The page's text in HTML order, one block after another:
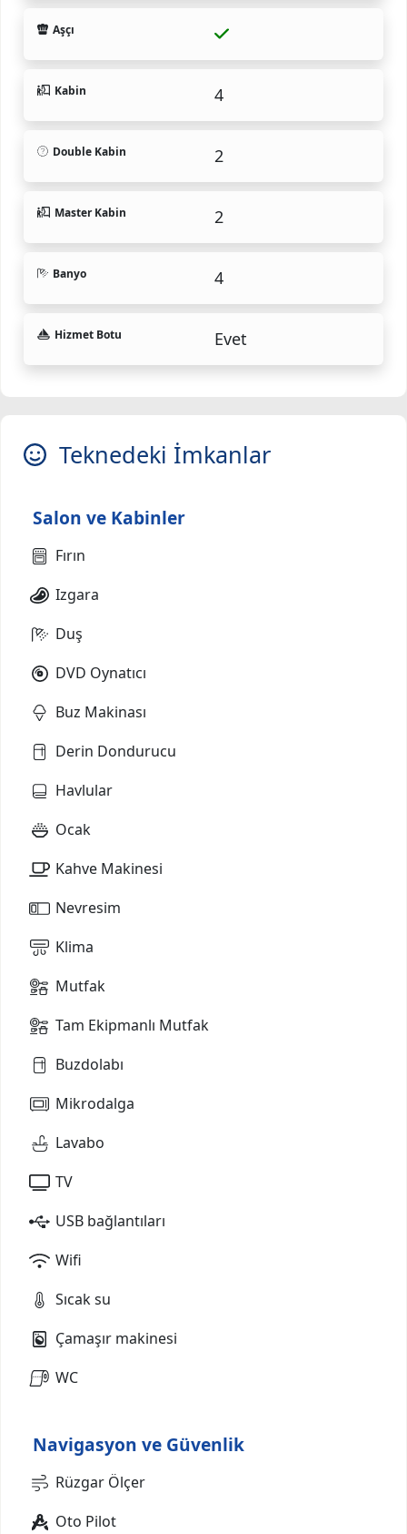
Aşçı
Kabin 4
Double Kabin 2
Master Kabin 2
Banyo 4
Hizmet Botu Evet
Teknedeki İmkanlar
Salon ve Kabinler
Fırın
Izgara
Duş
DVD Oynatıcı
Buz Makinası
Derin Dondurucu
Havlular
Ocak
Kahve Makinesi
Nevresim
Klima
Mutfak
Tam Ekipmanlı Mutfak
Buzdolabı
Mikrodalga
Lavabo
TV
USB bağlantıları
Wifi
Sıcak su
Çamaşır makinesi
WC
Navigasyon ve Güvenlik
Rüzgar Ölçer
Oto Pilot